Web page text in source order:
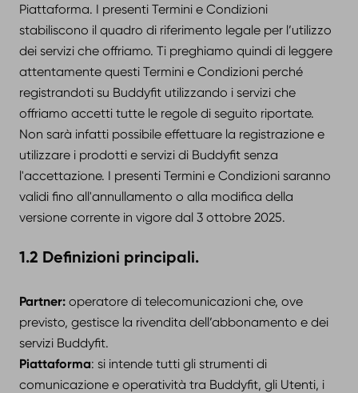
Piattaforma. I presenti Termini e Condizioni
stabiliscono il quadro di riferimento legale per l’utilizzo
dei servizi che offriamo. Ti preghiamo quindi di leggere
attentamente questi Termini e Condizioni perché
registrandoti su Buddyfit utilizzando i servizi che
offriamo accetti tutte le regole di seguito riportate.
Non sarà infatti possibile effettuare la registrazione e
utilizzare i prodotti e servizi di Buddyfit senza
l'accettazione. I presenti Termini e Condizioni saranno
validi fino all'annullamento o alla modifica della
versione corrente in vigore dal 3 ottobre 2025.
1.2 Definizioni principali.
Partner: operatore di telecomunicazioni che, ove
previsto, gestisce la rivendita dell’abbonamento e dei
servizi Buddyfit.
Piattaforma: si intende tutti gli strumenti di
comunicazione e operatività tra Buddyfit, gli Utenti, i